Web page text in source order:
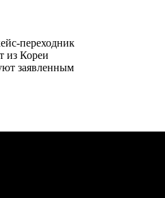
переходник
из Кореи
заявленным